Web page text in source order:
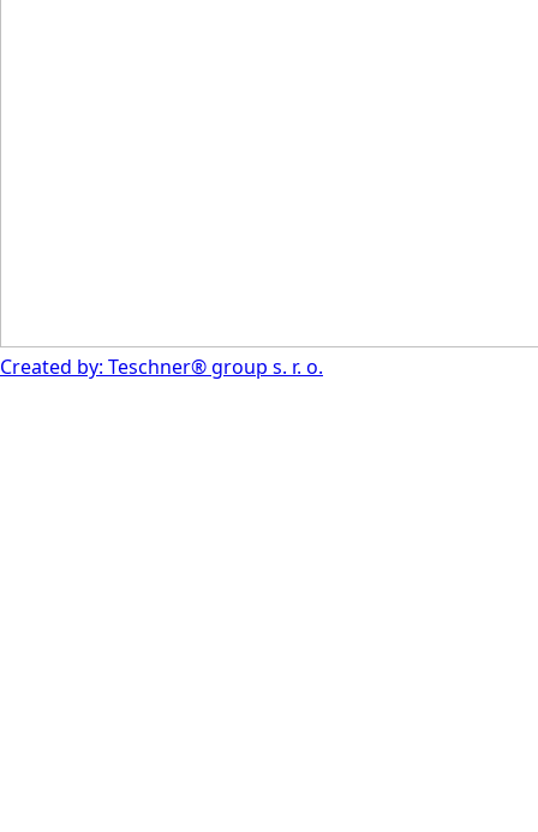
Created by: Teschner® group s. r. o.